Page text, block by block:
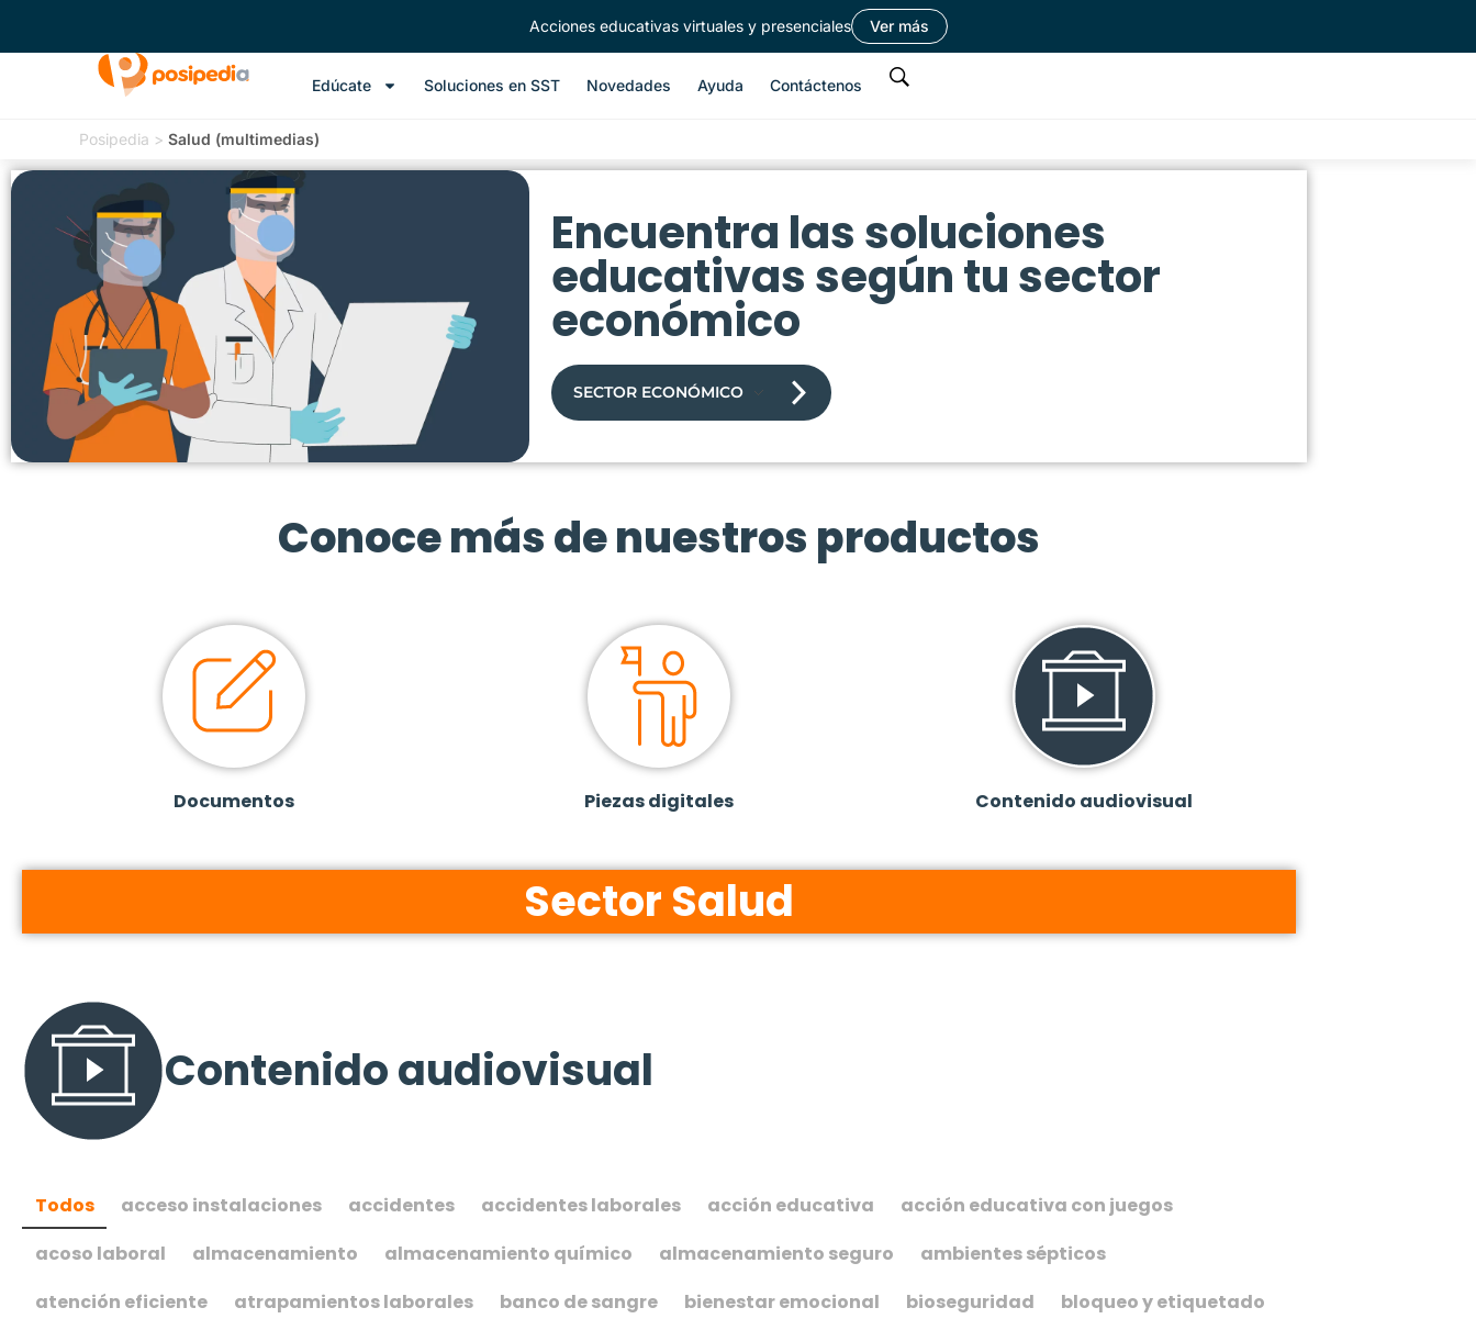
Acciones educativas virtuales y presenciales Ver más
Edúcate Soluciones en SST Novedades Ayuda Contáctenos
Posipedia > Salud (multimedias)
Encuentra las soluciones
educativas según tu sector
económico
SECTOR ECONÓMICO
Conoce más de nuestros productos
Documentos Piezas digitales Contenido audiovisual
Sector Salud
Contenido audiovisual
Todos acceso instalaciones accidentes accidentes laborales acción educativa
acción educativa con juegos
acoso laboral
almacenamiento almacenamiento químico almacenamiento seguro
ambientes sépticos
atención eficiente
atrapamientos laborales banco de sangre bienestar emocional bioseguridad
bloqueo y etiquetado